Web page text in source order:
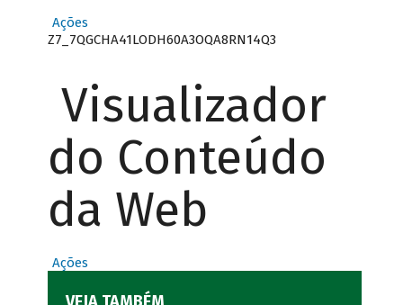
Ações
Z7_7QGCHA41LODH60A3OQA8RN14Q3
Visualizador
do Conteúdo
da Web
Ações